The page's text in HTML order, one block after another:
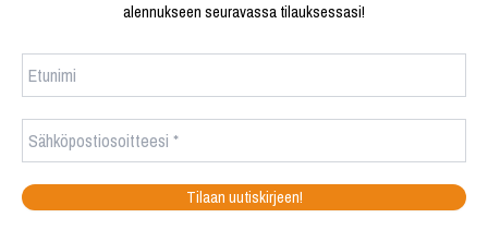
alennukseen seuravassa tilauksessasi!